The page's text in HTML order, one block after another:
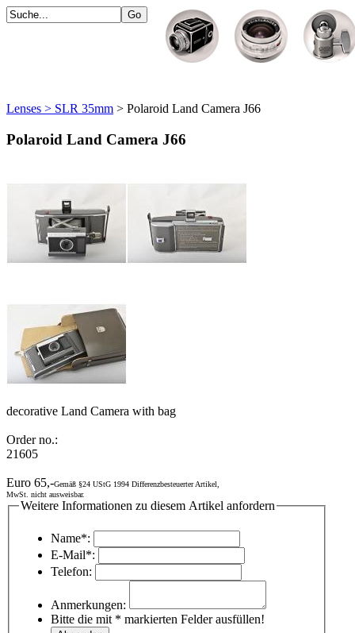
Lenses > SLR 35mm > Polaroid Land Camera J66
Polaroid Land Camera J66
decorative Land Camera with bag
Order no.:
21605
Euro 65,-Gemäß §24 UStG 1994 Differenzbesteuerter Artikel,
MwSt. nicht ausweisbar.
Weitere Informationen zu diesem Artikel anfordern
Name*:
E-Mail*:
Telefon:
Anmerkungen:
Bitte die mit * markierten Felder ausfüllen!